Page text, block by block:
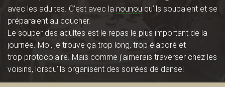
avec les adultes. C’est avec la nounou qu’ils soupaient et se
préparaient au coucher.
Le souper des adultes est le repas le plus important de la
journée. Moi, je trouve ça trop long, trop élaboré et
trop protocolaire. Mais comme j'aimerais traverser chez les
voisins, lorsqu'ils organisent des soirées de danse!